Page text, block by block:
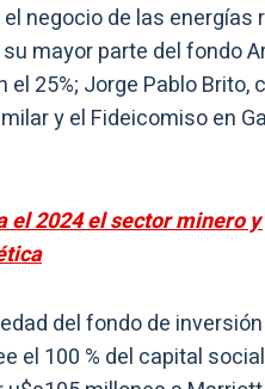
negocio de las energías
mayor parte del fondo
25%; Jorge Pablo Brito,
y el Fideicomiso en
2024 el sector minero
del fondo de
el 100 % del capital